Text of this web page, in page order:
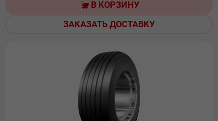
В КОРЗИНУ
ЗАКАЗАТЬ ДОСТАВКУ